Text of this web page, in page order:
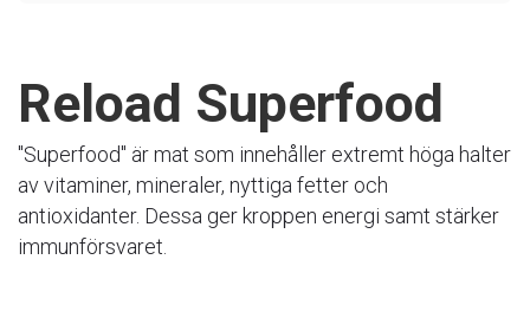
Reload Superfood
"Superfood" är mat som innehåller extremt höga halter
av vitaminer, mineraler, nyttiga fetter och
antioxidanter. Dessa ger kroppen energi samt stärker
immunförsvaret.